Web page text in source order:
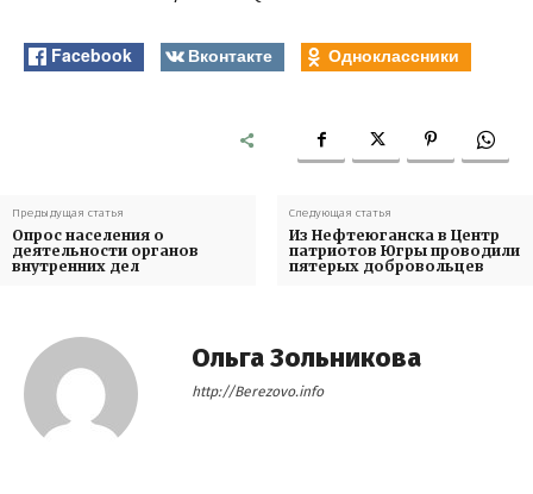
Facebook Вконтакте Одноклассники
Предыдущая статья
Опрос населения о
деятельности органов
внутренних дел
Следующая статья
Из Нефтеюганска в Центр
патриотов Югры проводили
пятерых добровольцев
Ольга Зольникова
http://Berezovo.info